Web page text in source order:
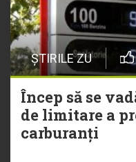
ȘTIRILE ZU
Încep să se
de limitare a
carburanți